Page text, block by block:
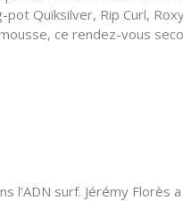
Quiksilver, Rip Curl,
ce rendez-vous
l’ADN surf. Jérémy